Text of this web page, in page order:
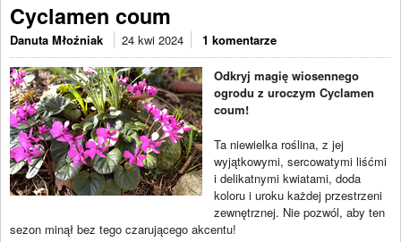
Cyclamen coum
Danuta Młoźniak 24 kwi 2024 1 komentarze
Odkryj magię wiosennego
ogrodu z uroczym Cyclamen
coum!
Ta niewielka roślina, z jej
wyjątkowymi, sercowatymi liśćmi
i delikatnymi kwiatami, doda
koloru i uroku każdej przestrzeni
zewnętrznej. Nie pozwól, aby ten
sezon minął bez tego czarującego akcentu!